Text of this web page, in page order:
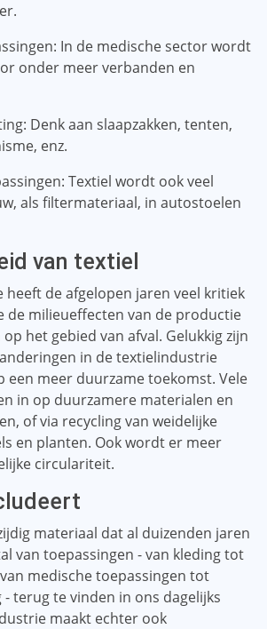
In de medische sector wordt
onder meer verbanden en
Denk aan slaapzakken, tenten,
enz.
Textiel wordt ook veel
als filtermateriaal, in autostoelen
van textiel
de afgelopen jaren veel kritiek
de milieueffecten van de productie
het gebied van afval. Gelukkig zijn
in de textielindustrie
een meer duurzame toekomst. Vele
in op duurzamere materialen en
of via recycling van weidelijke
en planten. Ook wordt er meer
circulariteit.
materiaal dat al duizenden jaren
van toepassingen - van kleding tot
medische toepassingen tot
terug te vinden in ons dagelijks
maakt echter ook